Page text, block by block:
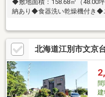
◆敷地面積：158.68㎡（48.00
納あり◆食器洗い乾燥機付き◆
ート泉町店 約400ｍ・ツルハ
麻泉小学校 約510ｍ・大麻東
北海道江別市文京
間